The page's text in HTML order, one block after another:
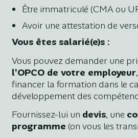
Être immatriculé (CMA ou
Avoir une attestation de
Vous êtes salarié(e)s :
Vous pouvez demander une
l'OPCO de votre employeur
financer la formation dans le
développement des
Fournissez-lui un devis, une
programme (on vous les